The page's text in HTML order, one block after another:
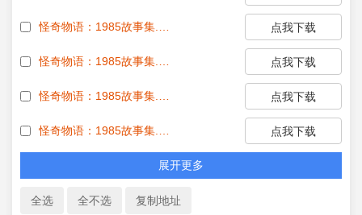
点我下载
点我下载
点我下载
点我下载
展开更多